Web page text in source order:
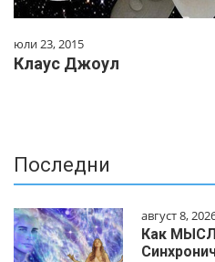
юли 23, 2015
Клаус Джоул
Последни
август 8,
Как